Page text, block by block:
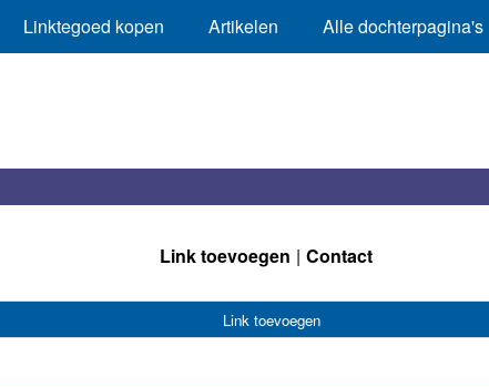
Linktegoed kopen Artikelen Alle dochterpagina's
Link toevoegen Contact
Link toevoegen